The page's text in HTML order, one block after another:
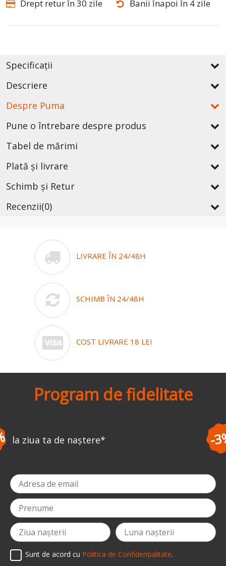
Drept retur în 30 zile
Banii înapoi în 4 zile
Specificații
Descriere
Despre Puma
Pune o întrebare despre produs
Tabel de mărimi
Plată și livrare
Schimb și Retur
Recenzii(0)
LIVRARE ÎN 24/48H
SCHIMB ÎN 24/48H
COST LIVRARE 18 LEI
Program de fidelitate
-3% la prima comandă
Sunt de acord cu Politica de Confidențialitate.